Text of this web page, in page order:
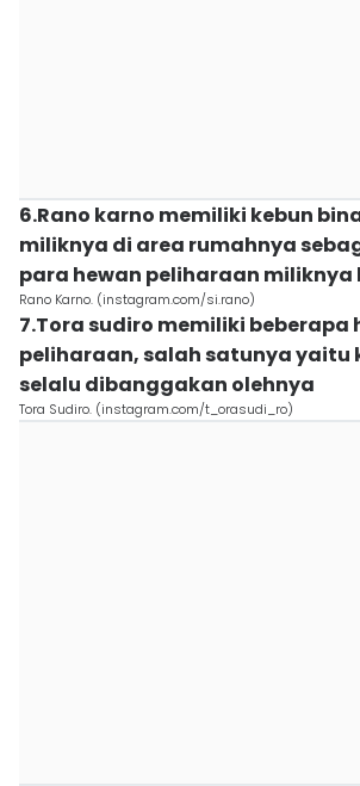
6.Rano karno memiliki kebun
miliknya di area rumahnya
para hewan peliharaan miliknya
Rano Karno. (instagram.com/si.rano)
7.Tora sudiro memiliki beberapa
peliharaan, salah satunya yaitu
selalu dibanggakan olehnya
Tora Sudiro. (instagram.com/t_orasudi_ro)